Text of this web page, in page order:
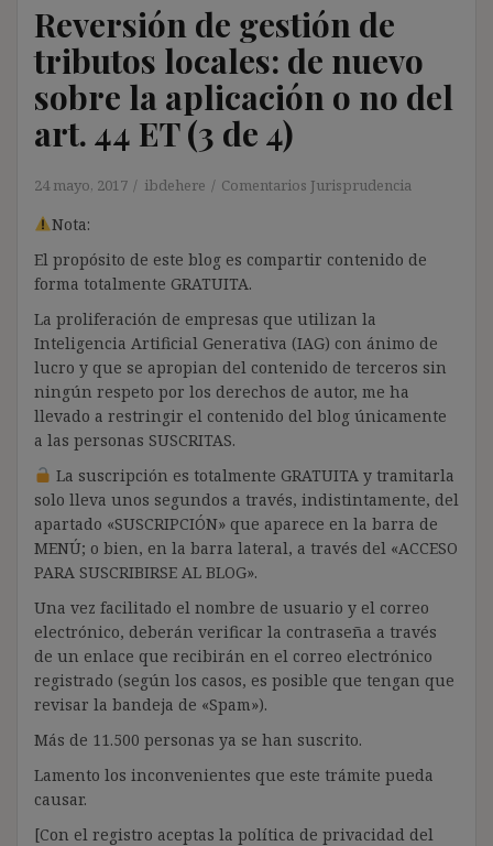
Reversión de gestión de
tributos locales: de nuevo
sobre la aplicación o no del
art. 44 ET (3 de 4)
24 mayo, 2017 ibdehere Comentarios Jurisprudencia
Nota:
El propósito de este blog es compartir contenido de
forma totalmente GRATUITA.
La proliferación de empresas que utilizan la
Inteligencia Artificial Generativa (IAG) con ánimo de
lucro y que se apropian del contenido de terceros sin
ningún respeto por los derechos de autor, me ha
llevado a restringir el contenido del blog únicamente
a las personas SUSCRITAS.
La suscripción es totalmente GRATUITA y tramitarla
solo lleva unos segundos a través, indistintamente, del
apartado «SUSCRIPCIÓN» que aparece en la barra de
MENÚ; o bien, en la barra lateral, a través del «ACCESO
PARA SUSCRIBIRSE AL BLOG».
Una vez facilitado el nombre de usuario y el correo
electrónico, deberán verificar la contraseña a través
de un enlace que recibirán en el correo electrónico
registrado (según los casos, es posible que tengan que
revisar la bandeja de «Spam»).
Más de 11.500 personas ya se han suscrito.
Lamento los inconvenientes que este trámite pueda
causar.
[Con el registro aceptas la política de privacidad del